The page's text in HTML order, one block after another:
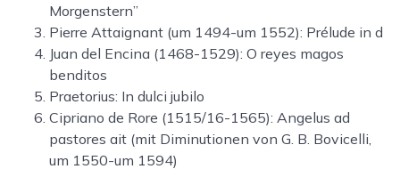
Morgenstern”
Pierre Attaignant (um 1494-um 1552): Prélude in d
Juan del Encina (1468-1529): O reyes magos
benditos
Praetorius: In dulci jubilo
Cipriano de Rore (1515/16-1565): Angelus ad
pastores ait (mit Diminutionen von G. B. Bovicelli,
um 1550-um 1594)